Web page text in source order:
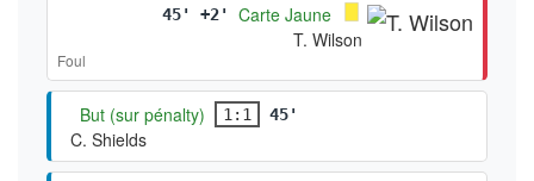
45' +2'
Carte Jaune
T. Wilson
Foul
But (sur pénalty) 1:1 45'
C. Shields